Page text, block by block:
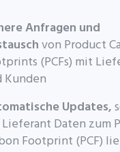
Anfragen und
von Product
(PCFs) mit
Kunden
Updates,
Daten zum
Footprint (PCF)